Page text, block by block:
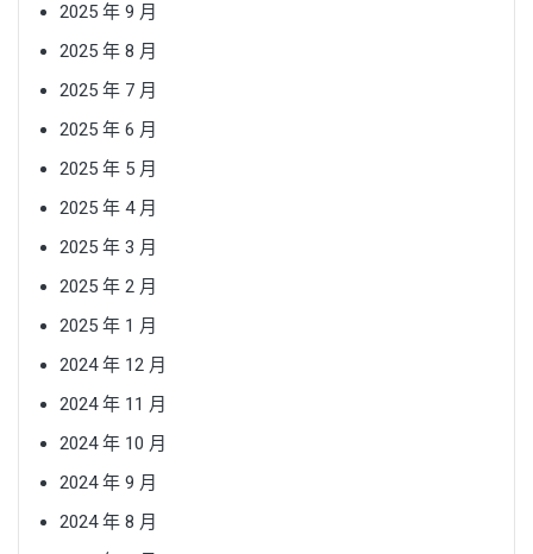
2025 年 9 月
2025 年 8 月
2025 年 7 月
2025 年 6 月
2025 年 5 月
2025 年 4 月
2025 年 3 月
2025 年 2 月
2025 年 1 月
2024 年 12 月
2024 年 11 月
2024 年 10 月
2024 年 9 月
2024 年 8 月